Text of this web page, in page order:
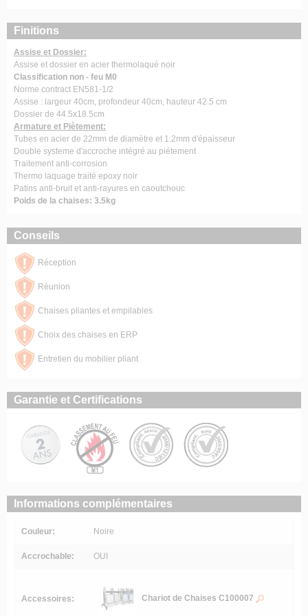
Finitions
Assise et Dossier:
Assise et dossier en acier thermolaqué noir
Classification non - feu M0
Norme contract EN581-1/2
Assise : largeur 40cm, profondeur 40cm, hauteur 42.5 cm
Dossier de 44.5x18.5cm
Armature et Piètement:
Tubes en acier de 22mm de diamètre et 1.2mm d'épaisseur
Double systeme d'accroche intégré au piétement
Traitement anti-corrosion
Thermo laquage traité epoxy noir
Patins anti-bruit et anti-rayures en caoutchouc
Poids de la chaises: 3.5kg
Conseils
Réception
Réunion
Chaises pliantes et empilables
Choix des chaises en ERP
Entretien du mobilier pliant
Garantie et Certifications
Informations complémentaires
Couleur: Noire
Accrochable: OUI
Accessoires: Chariot de Chaises C100007